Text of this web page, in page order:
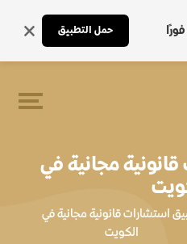
حمل التطبيق
مجانية في
استشارات قانونية مجانية في
الكويت